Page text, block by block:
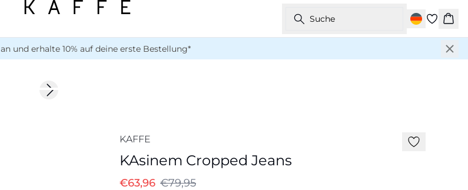
Suche
an und erhalte 10% auf deine erste Bestellung*
Next slide
KAFFE
KAsinem Cropped Jeans
€63,96 €79,95